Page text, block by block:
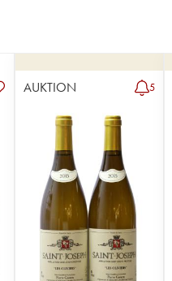
AUKTION 5